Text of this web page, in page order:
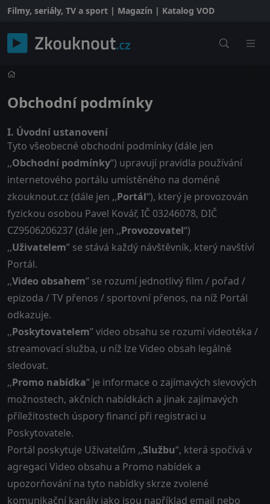
Filmy, seriály, TV a sport | Magazín | Katalog VOD
Obchodní podmínky
I. Úvodní ustanovení
Tyto všeobecné obchodní podmínky (dále jen
,,Obchodní podmínky“) upravují pravidla používání
internetového portálu umístěného na doméně
zkouknout.cz (dále jen ,,Portál“), který je provozován
fyzickou osobou Pavel Kovář, IČ 03246078, DIČ
CZ9506206237 (dále jen ,,Provozovatel“)
,,Uživatelem” se stává každý návštěvník, který navštíví
Portál.
,,Video obsahem” se rozumí jednotlivý film / pořad /
epizoda / TV přenos / sportovní přenos, na níž Portál
odkazuje.
,,Poskytovatelem” video obsahu se rozumí videotéka /
streamovací služba, u níž lze Video obsah legálně
sledovat.
,,Promo nabídka” je informace o zajímavých slevových
možnostech, akčních nabídkách a jinak zajímavých
příležitostech úspory financí při registraci u
Poskytovatele.
Portál poskytuje Uživatelům ,,Službu“, která spočívá v
agregaci Video obsahu a Promo nabídek a
upozorňování na tyto nabídky skrze zvolené
komunikační kanály jako jsou například email nebo